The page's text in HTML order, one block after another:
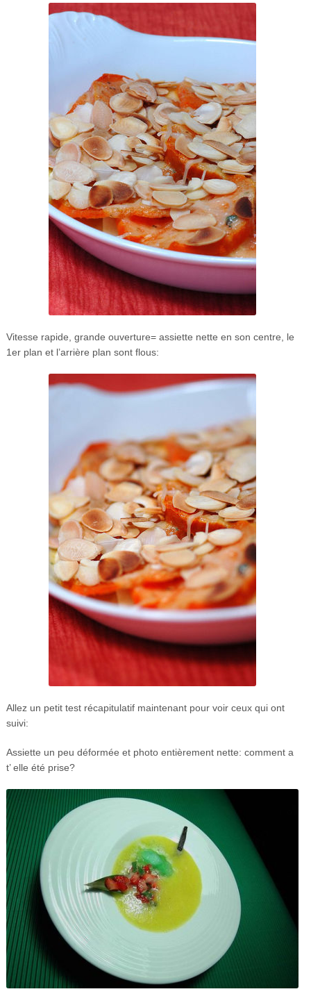
Vitesse rapide, grande ouverture= assiette nette en son centre, le
1er plan et l’arrière plan sont flous:
Allez un petit test récapitulatif maintenant pour voir ceux qui ont
suivi:
Assiette un peu déformée et photo entièrement nette: comment a
t’ elle été prise?